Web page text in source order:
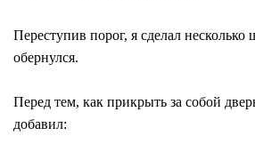
Переступив порог, я сделал несколько
обернулся.
Перед тем, как прикрыть за собой
добавил: